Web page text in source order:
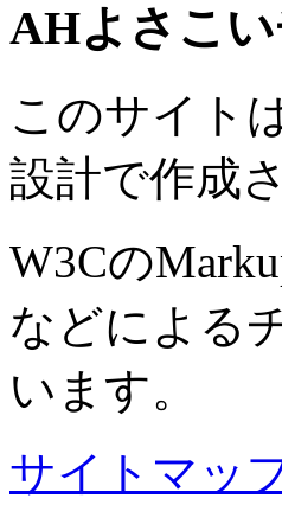
AHよさこ
このサイト
設計で作成
W3Cの
などによる
います。
サイトマッ